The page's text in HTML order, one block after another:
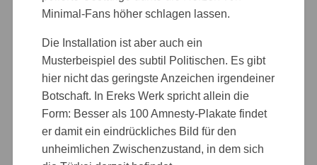
Minimal-Fans höher schlagen lassen.
Die Installation ist aber auch ein
Musterbeispiel des subtil Politischen. Es gibt
hier nicht das geringste Anzeichen irgendeiner
Botschaft. In Ereks Werk spricht allein die
Form: Besser als 100 Amnesty-Plakate findet
er damit ein eindrückliches Bild für den
unheimlichen Zwischenzustand, in dem sich